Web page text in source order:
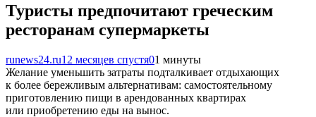
Туристы предпочитают греческим
ресторанам супермаркеты
runews24.ru12 месяцев спустя01 минуты
Желание уменьшить затраты подталкивает отдыхающих
к более бережливым альтернативам: самостоятельному
приготовлению пищи в арендованных квартирах
или приобретению еды на вынос.